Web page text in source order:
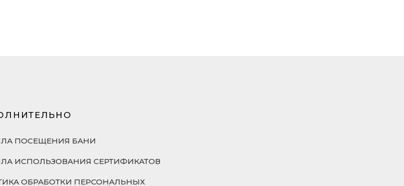
ПОСЕЩЕНИЯ БАНИ
ИСПОЛЬЗОВАНИЯ СЕРТИФИКАТОВ
ОБРАБОТКИ ПЕРСОНАЛЬНЫХ